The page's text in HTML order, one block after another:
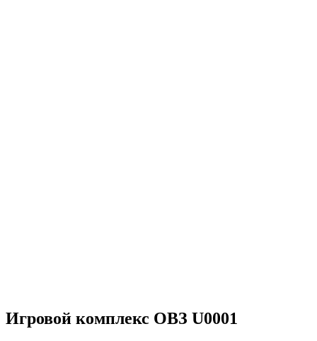
Игровой комплекс ОВЗ U0001